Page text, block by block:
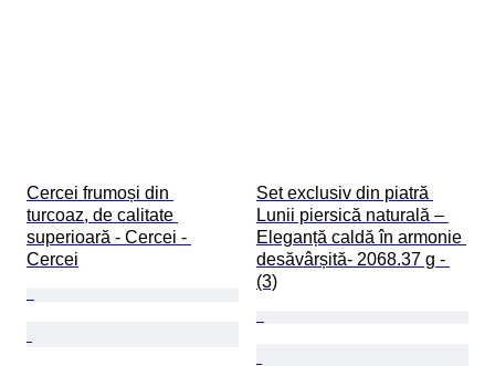
Cercei frumoși din
turcoaz, de calitate
superioară - Cercei -
Cercei
Set exclusiv din piatră
Lunii piersică naturală –
Eleganță caldă în armonie
desăvârșită- 2068.37 g -
(3)